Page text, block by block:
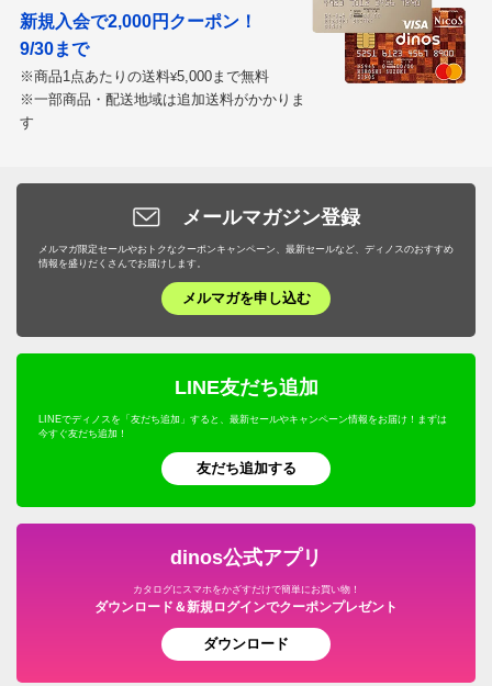
新規入会で2,000円クーポン！
9/30まで
※商品1点あたりの送料¥5,000まで無料
※一部商品・配送地域は追加送料がかかりま
す
メールマガジン登録
メルマガ限定セールやおトクなクーポンキャンペーン、最新セールなど、ディノスのおすすめ
情報を盛りだくさんでお届けします。
メルマガを申し込む
LINE友だち追加
LINEでディノスを「友だち追加」すると、最新セールやキャンペーン情報をお届け！まずは
今すぐ友だち追加！
友だち追加する
dinos公式アプリ
カタログにスマホをかざすだけで簡単にお買い物！
ダウンロード＆新規ログインでクーポンプレゼント
ダウンロード